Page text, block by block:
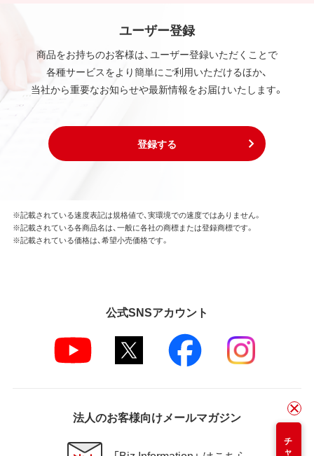
ユーザー登録
商品をお持ちのお客様は、ユーザー登録いただくことで
各種サービスをより簡単にご利用いただけるほか、
当社から重要なお知らせや最新情報をお届けいたします。
登録する
※記載されている速度表記は規格値で、実環境での速度ではありません。
※記載されている各商品名は、一般に各社の商標または登録商標です。
※記載されている価格は、希望小売価格です。
公式SNSアカウント
法人のお客様向けメールマガジン